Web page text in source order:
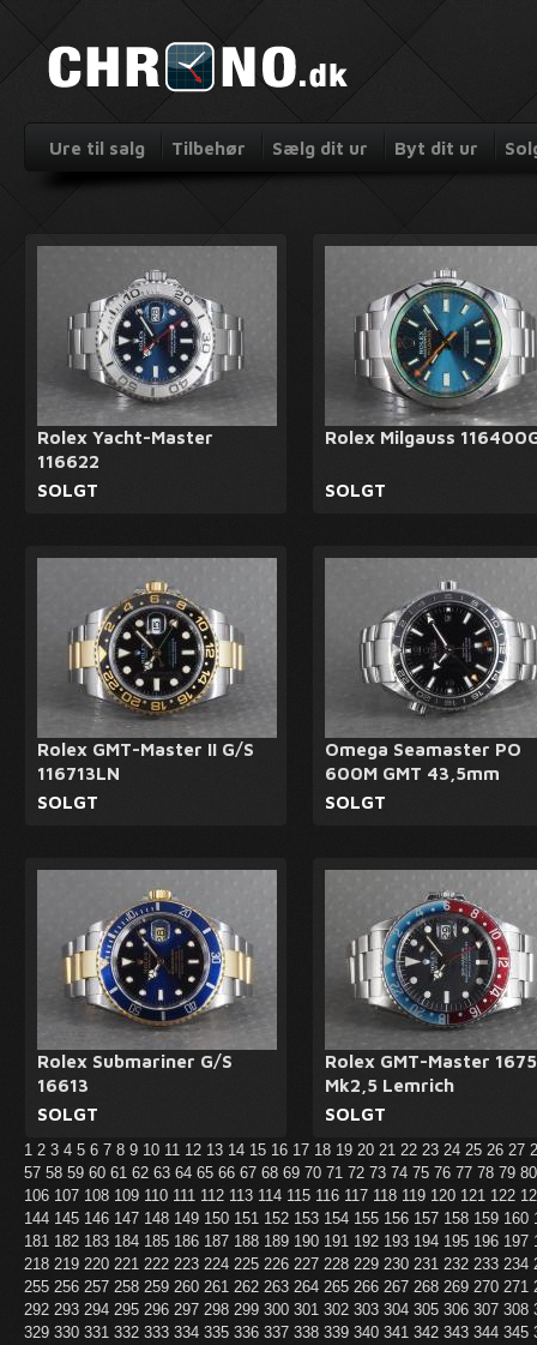
Ure til salg Tilbehør Sælg dit ur Byt dit ur
Rolex Yacht-Master
116622
SOLGT
Rolex Milgauss
SOLGT
Rolex GMT-Master II G/S
116713LN
SOLGT
Omega Seamaster PO
600M GMT 43,5mm
SOLGT
Rolex Submariner G/S
16613
SOLGT
Rolex GMT-Master 1675
Mk2,5 Lemrich
SOLGT
1 2 3 4 5 6 7 8 9 10 11 12 13 14 15 16 17 18 19 20 21 22 23 24 25 26 27
57 58 59 60 61 62 63 64 65 66 67 68 69 70 71 72 73 74 75 76 77 78 79
106 107 108 109 110 111 112 113 114 115 116 117 118 119 120 121 122
144 145 146 147 148 149 150 151 152 153 154 155 156 157 158 159 160
181 182 183 184 185 186 187 188 189 190 191 192 193 194 195 196 197
218 219 220 221 222 223 224 225 226 227 228 229 230 231 232 233 234
255 256 257 258 259 260 261 262 263 264 265 266 267 268 269 270 271
292 293 294 295 296 297 298 299 300 301 302 303 304 305 306 307 308
329 330 331 332 333 334 335 336 337 338 339 340 341 342 343 344 345